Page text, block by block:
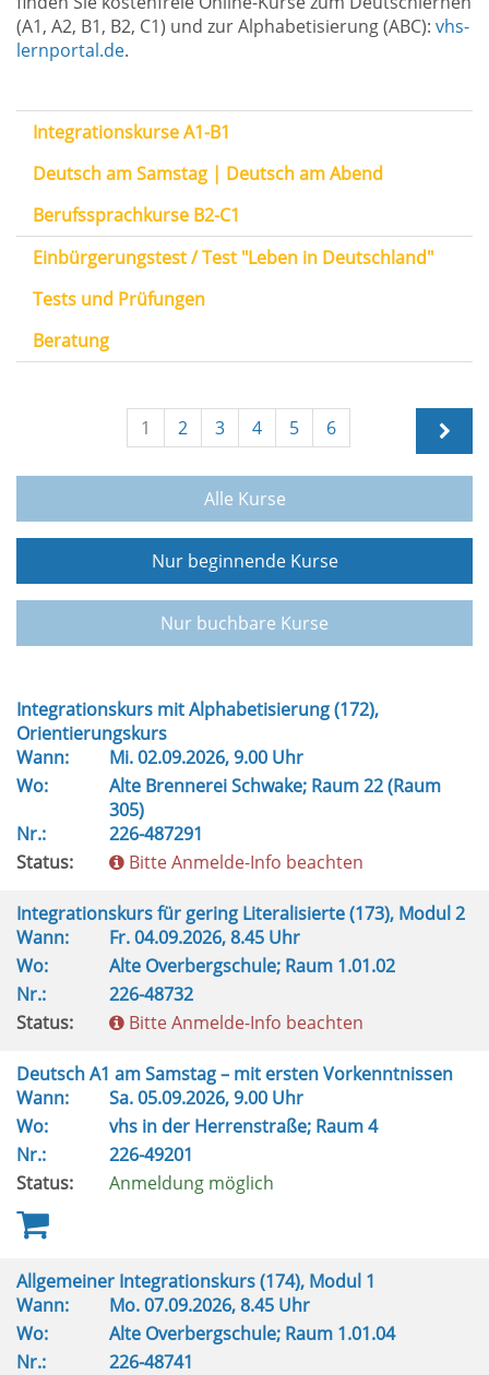
(A1, A2, B1, B2, C1) und zur Alphabetisierung (ABC): vhs-
lernportal.de.
Integrationskurse A1-B1
Deutsch am Samstag | Deutsch am Abend
Berufssprachkurse B2-C1
Einbürgerungstest / Test "Leben in Deutschland"
Tests und Prüfungen
Beratung
1 2 3 4 5 6
Alle Kurse
Nur beginnende Kurse
Nur buchbare Kurse
Integrationskurs mit Alphabetisierung (172),
Orientierungskurs
Wann:
Mi.02.09.2026, 9.00 Uhr
Wo:
Alte Brennerei Schwake; Raum 22 (Raum
305)
Nr.:
226-487291
Status:
Bitte Anmelde-Info beachten
Integrationskurs für gering Literalisierte (173), Modul 2
Wann:
Fr.04.09.2026, 8.45 Uhr
Wo:
Alte Overbergschule; Raum 1.01.02
Nr.:
226-48732
Status:
Bitte Anmelde-Info beachten
Deutsch A1 am Samstag – mit ersten Vorkenntnissen
Wann:
Sa.05.09.2026, 9.00 Uhr
Wo:
vhs in der Herrenstraße; Raum 4
Nr.:
226-49201
Status:
Anmeldung möglich
Allgemeiner Integrationskurs (174), Modul 1
Wann:
Mo.07.09.2026, 8.45 Uhr
Wo:
Alte Overbergschule; Raum 1.01.04
Nr.:
226-48741